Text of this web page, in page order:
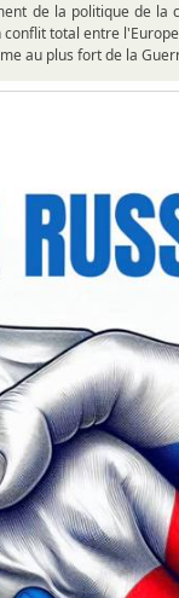
de la politique de la
conflit total entre
au plus fort de la